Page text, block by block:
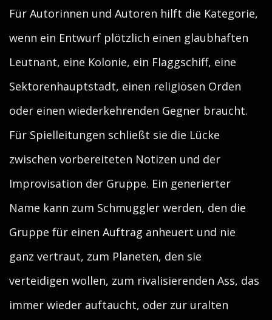
Für Autorinnen und Autoren hilft die Kategorie,
wenn ein Entwurf plötzlich einen glaubhaften
Leutnant, eine Kolonie, ein Flaggschiff, eine
Sektorenhauptstadt, einen religiösen Orden
oder einen wiederkehrenden Gegner braucht.
Für Spielleitungen schließt sie die Lücke
zwischen vorbereiteten Notizen und der
Improvisation der Gruppe. Ein generierter
Name kann zum Schmuggler werden, den die
Gruppe für einen Auftrag anheuert und nie
ganz vertraut, zum Planeten, den sie
verteidigen wollen, zum rivalisierenden Ass, das
immer wieder auftaucht, oder zur uralten